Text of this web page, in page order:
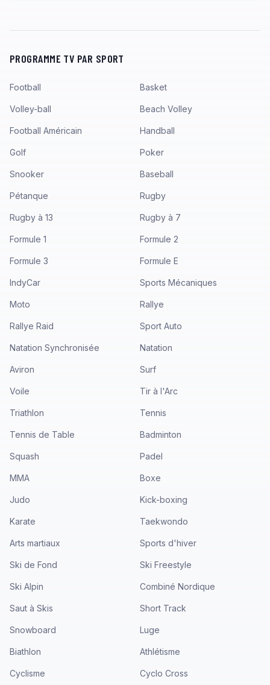
PROGRAMME TV PAR SPORT
Football Basket
Volley-ball Beach Volley
Football Américain Handball
Golf Poker
Snooker Baseball
Pétanque Rugby
Rugby à 13 Rugby à 7
Formule 1 Formule 2
Formule 3 Formule E
IndyCar Sports Mécaniques
Moto Rallye
Rallye Raid Sport Auto
Natation Synchronisée Natation
Aviron Surf
Voile Tir à l'Arc
Triathlon Tennis
Tennis de Table Badminton
Squash Padel
MMA Boxe
Judo Kick-boxing
Karate Taekwondo
Arts martiaux Sports d'hiver
Ski de Fond Ski Freestyle
Ski Alpin Combiné Nordique
Saut à Skis Short Track
Snowboard Luge
Biathlon Athlétisme
Cyclisme Cyclo Cross